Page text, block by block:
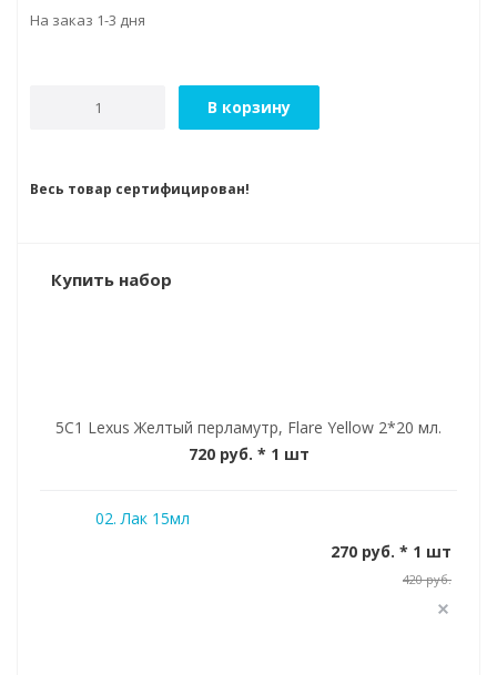
На заказ 1-3 дня
В корзину
Весь товар сертифицирован!
Купить набор
5C1 Lexus Желтый перламутр, Flare Yellow 2*20 мл.
720 руб. * 1 шт
02. Лак 15мл
270 руб. * 1 шт
420 руб.